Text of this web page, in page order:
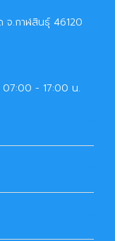
จ.กาฬสินธุ์ 46120
07:00 - 17:00 น.